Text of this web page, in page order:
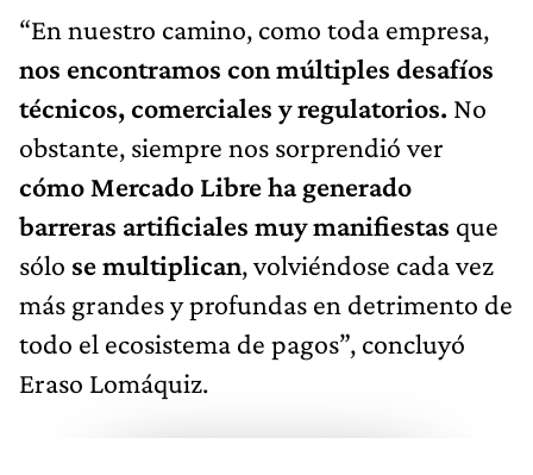
“En nuestro camino, como toda empresa,
nos encontramos con múltiples desafíos
técnicos, comerciales y regulatorios. No
obstante, siempre nos sorprendió ver
cómo Mercado Libre ha generado
barreras artificiales muy manifiestas que
sólo se multiplican, volviéndose cada vez
más grandes y profundas en detrimento de
todo el ecosistema de pagos”, concluyó
Eraso Lomáquiz.